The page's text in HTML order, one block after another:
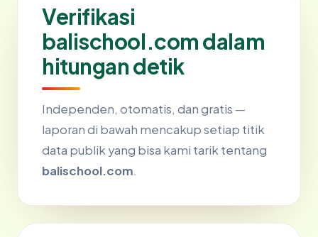
Verifikasi
balischool.com dalam
hitungan detik
Independen, otomatis, dan gratis —
laporan di bawah mencakup setiap titik
data publik yang bisa kami tarik tentang
balischool.com.